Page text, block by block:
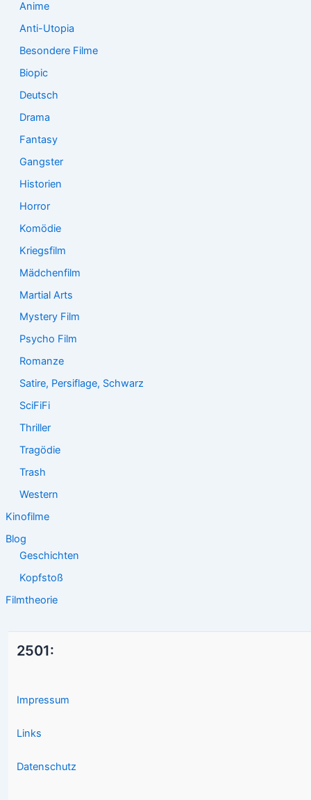
Anime
Anti-Utopia
Besondere Filme
Biopic
Deutsch
Drama
Fantasy
Gangster
Historien
Horror
Komödie
Kriegsfilm
Mädchenfilm
Martial Arts
Mystery Film
Psycho Film
Romanze
Satire, Persiflage, Schwarz
SciFiFi
Thriller
Tragödie
Trash
Western
Kinofilme
Blog
Geschichten
Kopfstoß
Filmtheorie
2501:
Impressum
Links
Datenschutz